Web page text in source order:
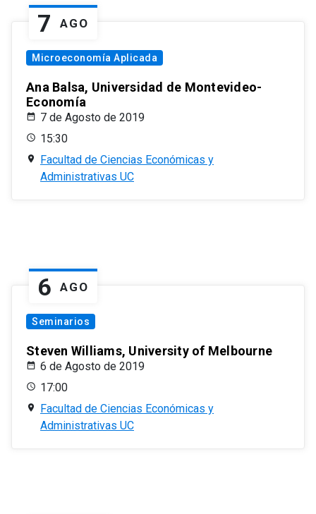
7 AGO
Microeconomía Aplicada
Ana Balsa, Universidad de Montevideo-
Economía
7 de Agosto de 2019
15:30
Facultad de Ciencias Económicas y
Administrativas UC
6 AGO
Seminarios
Steven Williams, University of Melbourne
6 de Agosto de 2019
17:00
Facultad de Ciencias Económicas y
Administrativas UC